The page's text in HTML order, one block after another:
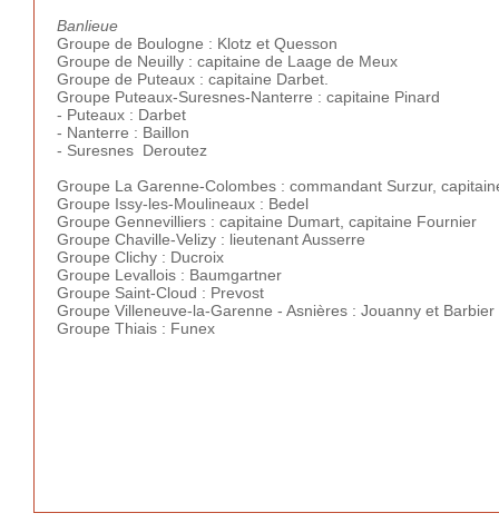
Banlieue
Groupe de Boulogne : Klotz et Quesson
Groupe de Neuilly : capitaine de Laage de Meux
Groupe de Puteaux : capitaine Darbet.
Groupe Puteaux-Suresnes-Nanterre : capitaine Pinard
- Puteaux : Darbet
- Nanterre : Baillon
- Suresnes Deroutez
Groupe La Garenne-Colombes : commandant Surzur,
Groupe Issy-les-Moulineaux : Bedel
Groupe Gennevilliers : capitaine Dumart, capitaine Fournier
Groupe Chaville-Velizy : lieutenant Ausserre
Groupe Clichy : Ducroix
Groupe Levallois : Baumgartner
Groupe Saint-Cloud : Prevost
Groupe Villeneuve-la-Garenne - Asnières : Jouanny et Barbier
Groupe Thiais : Funex